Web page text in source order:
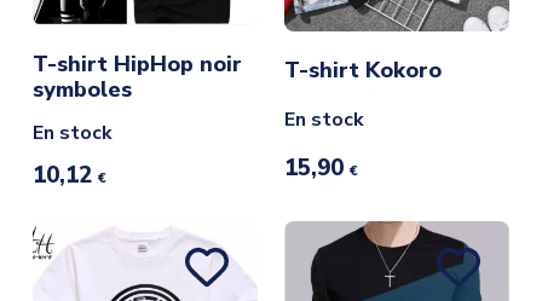
T-shirt HipHop noir
symboles
En stock
10,12 €
T-shirt Kokoro
En stock
15,90 €